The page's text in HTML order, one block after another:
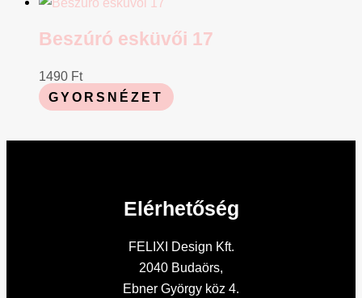
Beszúró esküvői 17
1490 Ft
GYORSNÉZET
Elérhetőség
FELIXI Design Kft.
2040 Budaörs,
Ebner György köz 4.